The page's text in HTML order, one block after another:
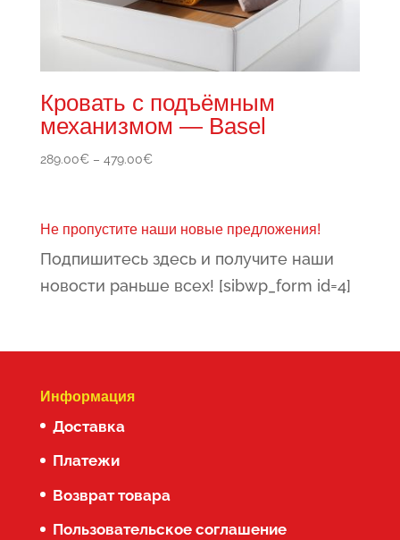
Кровать с подъёмным
механизмом — Basel
289.00€ – 479.00€Диапазон
Не пропустите наши новые предложения!
Подпишитесь здесь и получите наши
новости раньше всех! [sibwp_form id=4]
Информация
Доставка
Платежи
Возврат товара
Пользовательское соглашение